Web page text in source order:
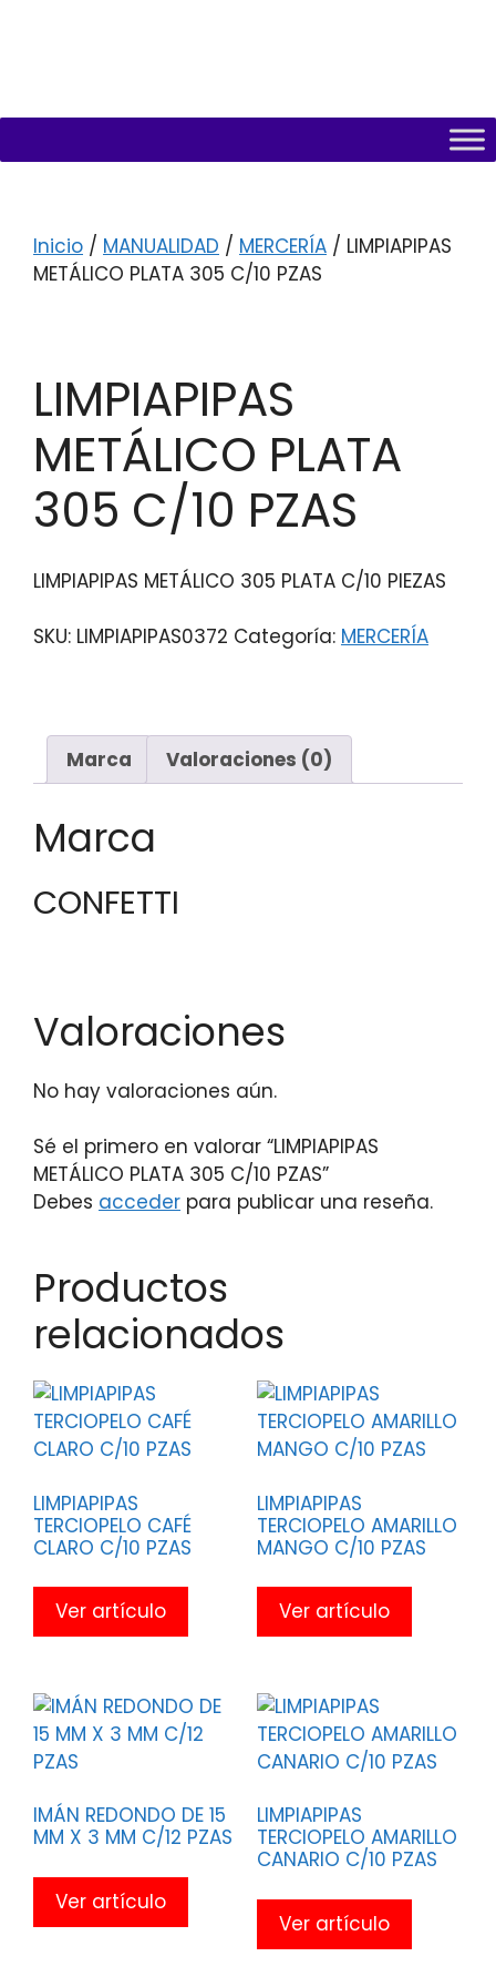
Inicio / MANUALIDAD / MERCERÍA / LIMPIAPIPAS
METÁLICO PLATA 305 C/10 PZAS
LIMPIAPIPAS
METÁLICO PLATA
305 C/10 PZAS
LIMPIAPIPAS METÁLICO 305 PLATA C/10 PIEZAS
SKU: LIMPIAPIPAS0372 Categoría: MERCERÍA
Marca Valoraciones (0)
Marca
CONFETTI
Valoraciones
No hay valoraciones aún.
Sé el primero en valorar “LIMPIAPIPAS
METÁLICO PLATA 305 C/10 PZAS”
Debes acceder para publicar una reseña.
Productos
relacionados
LIMPIAPIPAS
TERCIOPELO CAFÉ
CLARO C/10 PZAS
Ver artículo
LIMPIAPIPAS
TERCIOPELO AMARILLO
MANGO C/10 PZAS
Ver artículo
IMÁN REDONDO DE 15
MM X 3 MM C/12 PZAS
Ver artículo
LIMPIAPIPAS
TERCIOPELO AMARILLO
CANARIO C/10 PZAS
Ver artículo